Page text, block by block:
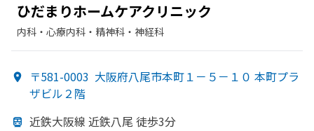
ひだまりホームケアクリニック
内科・​心療内科・​精神科・神経科
〒581-0003 大阪府八尾市本町１－５－１０ 本町プラ
ザビル２階
近鉄大阪線 近鉄八尾 徒歩3分